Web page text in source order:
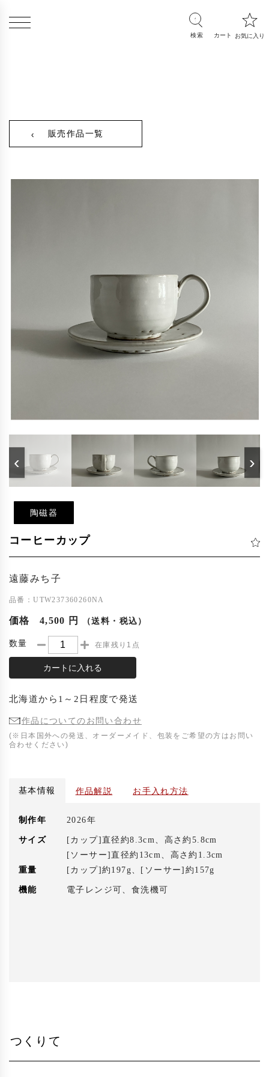
販売作品一覧
‹ ›
陶磁器
コーヒーカップ
遠藤みち子
品番：UTW237360260NA
価格 4,500 円 （送料・税込）
数量 在庫残り1点
カートに入れる
北海道から 1～2日程度で発送
作品についてのお問い合わせ
(※日本国外への発送、オーダーメイド、包装をご希望の方はお問い
合わせください)
基本情報 作品解説 お手入れ方法
制作年 2026年
サイズ
[カップ]直径約8.3cm、高さ約5.8cm
[ソーサー]直径約13cm、高さ約1.3cm
重量
[カップ]約197g、[ソーサー]約157g
機能 電子レンジ可、食洗機可
つくりて